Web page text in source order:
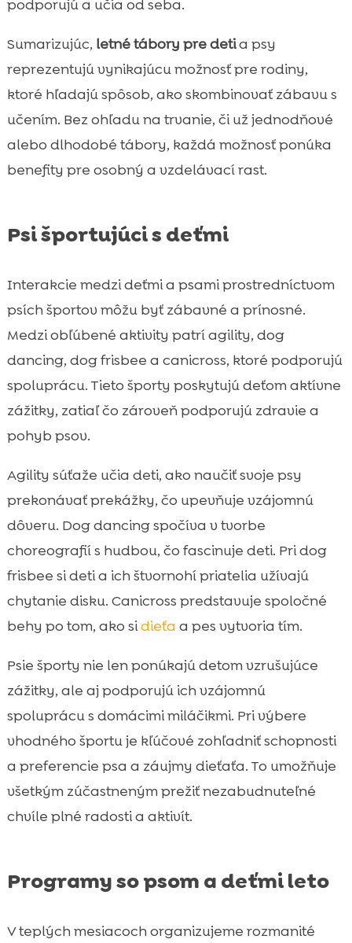
podporujú a učia od seba.
Sumarizujúc, letné tábory pre detia psy
reprezentujú vynikajúcu možnosť pre rodiny,
ktoré hľadajú spôsob, ako skombinovať zábavu s
učením. Bez ohľadu na trvanie, či už jednodňové
alebo dlhodobé tábory, každá možnosť ponúka
benefity pre osobný a vzdelávací rast.
Psi športujúci s deťmi
Interakcie medzi deťmi a psami prostredníctvom
psích športov môžu byť zábavné a prínosné.
Medzi obľúbené aktivity patrí agility, dog
dancing, dog frisbee a canicross, ktoré podporujú
spoluprácu. Tieto športy poskytujú deťom aktívne
zážitky, zatiaľ čo zároveň podporujú zdravie a
pohyb psov.
Agility súťaže učia deti, ako naučiť svoje psy
prekonávať prekážky, čo upevňuje vzájomnú
dôveru. Dog dancing spočíva v tvorbe
choreografií s hudbou, čo fascinuje deti. Pri dog
frisbee si deti a ich štvornohí priatelia užívajú
chytanie disku. Canicross predstavuje spoločné
behy po tom, ako sidieťa a pes vytvoria tím.
Psie športy nie len ponúkajú detom vzrušujúce
zážitky, ale aj podporujú ich vzájomnú
spoluprácu s domácimi miláčikmi. Pri výbere
vhodného športu je kľúčové zohľadniť schopnosti
a preferencie psa a záujmy dieťaťa. To umožňuje
všetkým zúčastneným prežiť nezabudnuteľné
chvíle plné radosti a aktivít.
Programy so psom a deťmi leto
V teplých mesiacoch organizujeme rozmanité